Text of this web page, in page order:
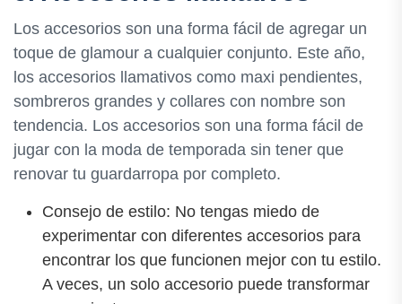
Los accesorios son una forma fácil de agregar un
toque de glamour a cualquier conjunto. Este año,
los accesorios llamativos como maxi pendientes,
sombreros grandes y collares con nombre son
tendencia. Los accesorios son una forma fácil de
jugar con la moda de temporada sin tener que
renovar tu guardarropa por completo.
Consejo de estilo: No tengas miedo de
experimentar con diferentes accesorios para
encontrar los que funcionen mejor con tu estilo.
A veces, un solo accesorio puede transformar